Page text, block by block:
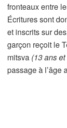
fronteaux entre
Écritures sont
et inscrits sur
garçon reçoit le
mitsva (13 ans
passage à l’âge